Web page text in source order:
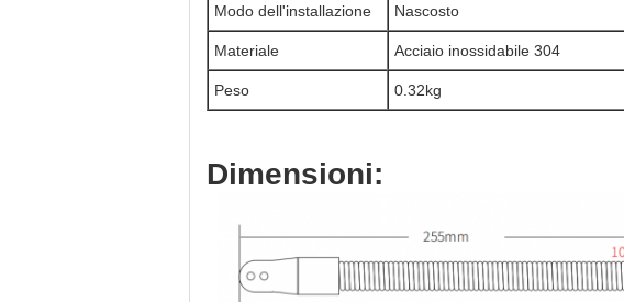
Modo dell'installazione Nascosto
Materiale Acciaio inossidabile 304
Peso 0.32kg
Dimensioni: